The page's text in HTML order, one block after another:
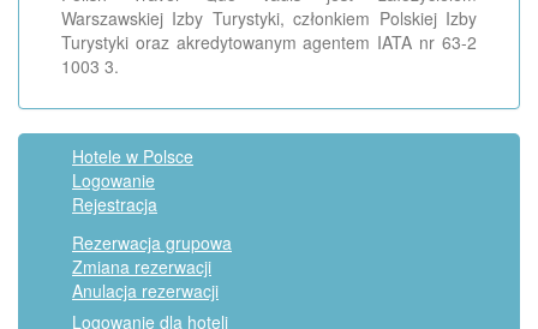
Warszawskiej Izby Turystyki, członkiem Polskiej Izby
Turystyki oraz akredytowanym agentem IATA nr 63-2
1003 3.
Hotele w Polsce
Logowanie
Rejestracja
Rezerwacja grupowa
Zmiana rezerwacji
Anulacja rezerwacji
Logowanie dla hoteli